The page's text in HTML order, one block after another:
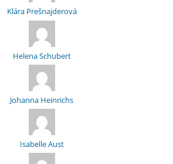
Klára Prešnajderová
Helena Schubert
Johanna Heinrichs
Isabelle Aust